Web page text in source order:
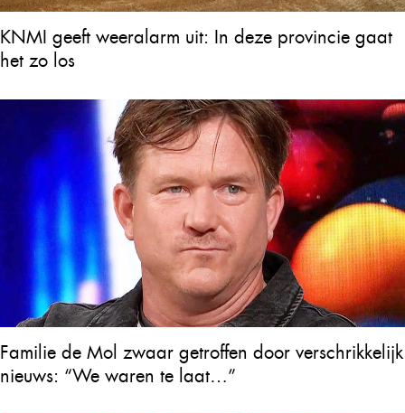
KNMI geeft weeralarm uit: In deze provincie gaat
het zo los
Familie de Mol zwaar getroffen door verschrikkelijk
nieuws: “We waren te laat…”